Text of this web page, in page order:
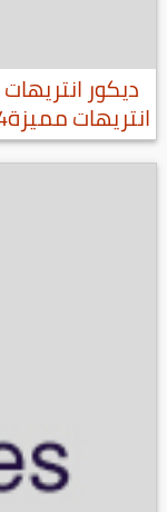
انتريهات مميزة2014